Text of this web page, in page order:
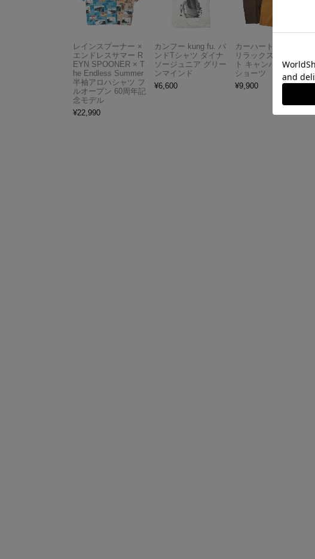
レインスプーナー ×
エンドレスサマー R
EYN SPOONER × T
he Endless Summer
半袖アロハシャツ フ
ルオープン 60周年記
念モデル
¥22,990
カンフー kung fu. バ
ンドTシャツ ダイナ
ソージュニア グリー
ンマインド
¥6,600
カーハート Carhartt
リラックスドフィッ
ト キャンバスワーク
ショーツ
¥9,900